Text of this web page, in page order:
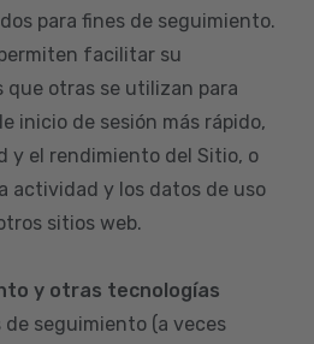
para fines de seguimiento.
facilitar su
que otras se utilizan para
inicio de sesión más rápido,
y el rendimiento del Sitio, o
actividad y los datos de uso
sitios web.
y otras tecnologías
de seguimiento (a veces